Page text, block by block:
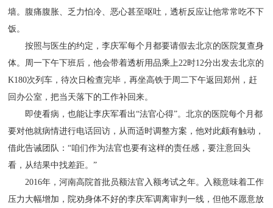
墙。腹痛腹胀、乏力怕冷、恶心甚至呕吐，透析反应让他常常吃不下
饭。
按照与医生的约定，李庆军每个月都要请假去北京的医院复查身
体。周一下午下班后，他会带着透析用品乘上22时12分出发去北京的
K180次列车，待次日检查完毕，再坐高铁于周二下午返回郑州，赶
回办公室，把当天落下的工作补回来。
即使看病，也能让李庆军看出“法官心得”。北京的医院每个月都
要对他就病情进行电话回访，从而适时调整方案，他对此颇有触动，
借此告诫团队：“咱们作为法官也要有这样的责任感，要注意回头
看，从结果中找差距。”
2016年，河南高院首批员额法官入额考试之年。入额意味着工作
压力大幅增加，院劝身体不好的李庆军调离审判一线，但他不愿意放